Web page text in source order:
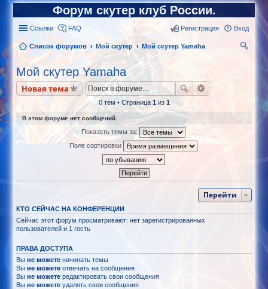
Форум скутер клуб России.
Ссылки FAQ Вход
Регистрация
Список форумов Мой скутер
Мой скутер Yamaha
Мой скутер Yamaha
Новая тема
0 тем • Страница 1из 1
В этом форуме нет сообщений.
Показать темы за:
Поле сортировки
Перейти
КТО СЕЙЧАС НА КОНФЕРЕНЦИИ
Сейчас этот форум просматривают: нет зарегистрированных
пользователей и 1 гость
ПРАВА ДОСТУПА
Выне можете начинать темы
Выне можете отвечать на сообщения
Выне можете редактировать свои сообщения
Выне можете удалять свои сообщения